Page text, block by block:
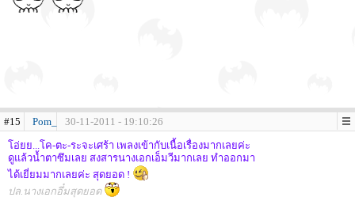
#15 Pom_
30-11-2011 - 19:10:26
โอ่ยย...โค-ตะ-ระจะเศร้า เพลงเข้ากับเนื้อเรื่องมากเลยค่ะ
ดูแล้วน้ำตาซึมเลย สงสารนางเอกเอ็มวีมากเลย ทำออกมา
ได้เยี่ยมมากเลยค่ะ สุดยอด !
ปล.นางเอกอึ๋มสุดยอด